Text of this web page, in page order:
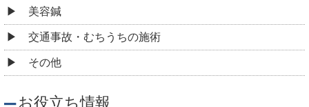
美容鍼
交通事故・むちうちの施術
その他
お役立ち情報